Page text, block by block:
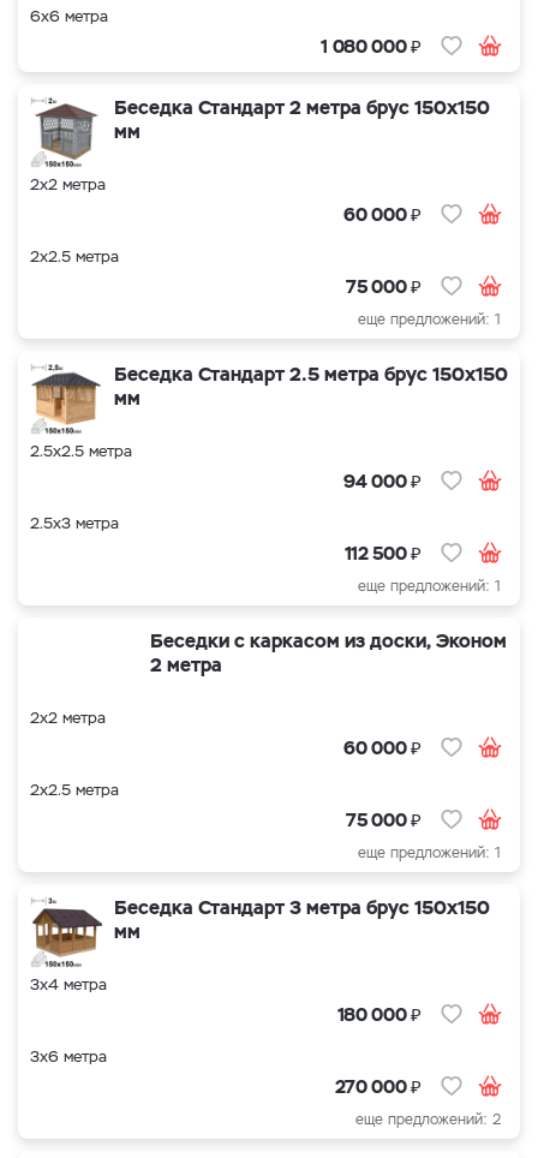
6х6 метра
1 080 000₽
Беседка Стандарт 2 метра брус 150х150
мм
2х2 метра
60 000₽
2х2.5 метра
75 000₽
еще предложений: 1
Беседка Стандарт 2.5 метра брус 150х150
мм
2.5х2.5 метра
94 000₽
2.5х3 метра
112 500₽
еще предложений: 1
Беседки с каркасом из доски, Эконом
2 метра
2х2 метра
60 000₽
2х2.5 метра
75 000₽
еще предложений: 1
Беседка Стандарт 3 метра брус 150х150
мм
3х4 метра
180 000₽
3х6 метра
270 000₽
еще предложений: 2